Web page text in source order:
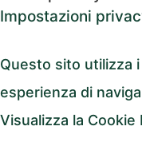
Impostazioni
Questo sito utilizza
esperienza di
Visualizza la Cookie